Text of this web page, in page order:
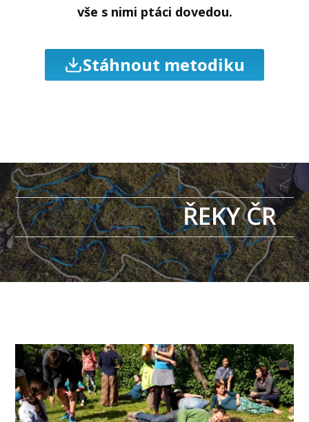
vše s nimi ptáci dovedou.
Stáhnout metodiku
ŘEKY ČR